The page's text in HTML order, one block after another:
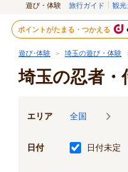
遊び・体験 旅行ガイド 観光
ポイントがたまる・つかえる
遊び･体験 ＞ 埼玉の遊び・体験
埼玉の忍者・
エリア 全国
日付 日付未定